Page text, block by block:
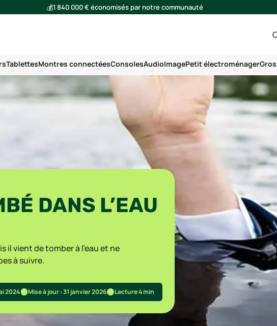
💰1 840 000 € économisés par notre communauté
TablettesMontres connectéesConsolesAudioImagePetit électroménager
DANS L’EAU
il vient de tomber à l'eau et ne
à suivre.
2024 Mise à jour : 31 janvier 2026 Lecture 4 min